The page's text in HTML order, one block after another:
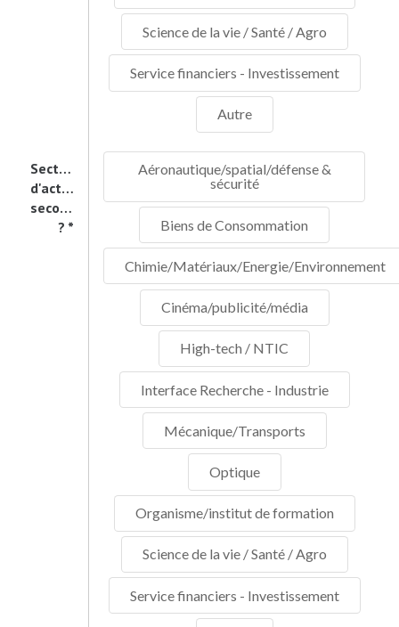
Science de la vie / Santé / Agro
Service financiers - Investissement
Autre
Secteur
d'activité
secondaire
?
Aéronautique/spatial/défense &
sécurité
Biens de Consommation
Chimie/Matériaux/Energie/Environnement
Cinéma/publicité/média
High-tech / NTIC
Interface Recherche - Industrie
Mécanique/Transports
Optique
Organisme/institut de formation
Science de la vie / Santé / Agro
Service financiers - Investissement